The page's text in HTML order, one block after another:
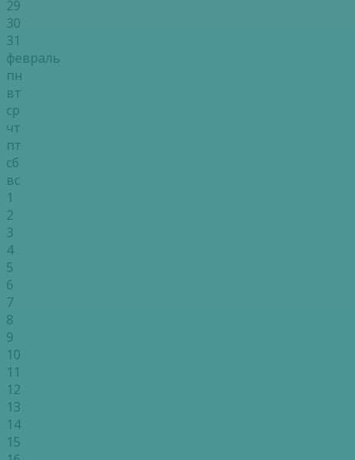
29
30
31
февраль
пн
вт
ср
чт
пт
сб
вс
1
2
3
4
5
6
7
8
9
10
11
12
13
14
15